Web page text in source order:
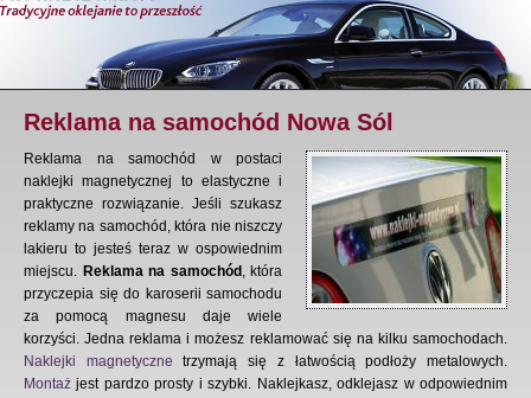
Reklama na samochód Nowa Sól
Reklama na samochód w postaci
naklejki magnetycznej to elastyczne i
praktyczne rozwiązanie. Jeśli szukasz
reklamy na samochód, która nie niszczy
lakieru to jesteś teraz w ospowiednim
miejscu. Reklama na samochód , która
przyczepia się do karoserii samochodu
za pomocą magnesu daje wiele
korzyści. Jedna reklama i możesz reklamować się na kilku samochodach.
Naklejki magnetyczne trzymają się z łatwością podłoży metalowych.
Montaż jest pardzo prosty i szybki. Naklejkasz, odklejasz w odpowiednim